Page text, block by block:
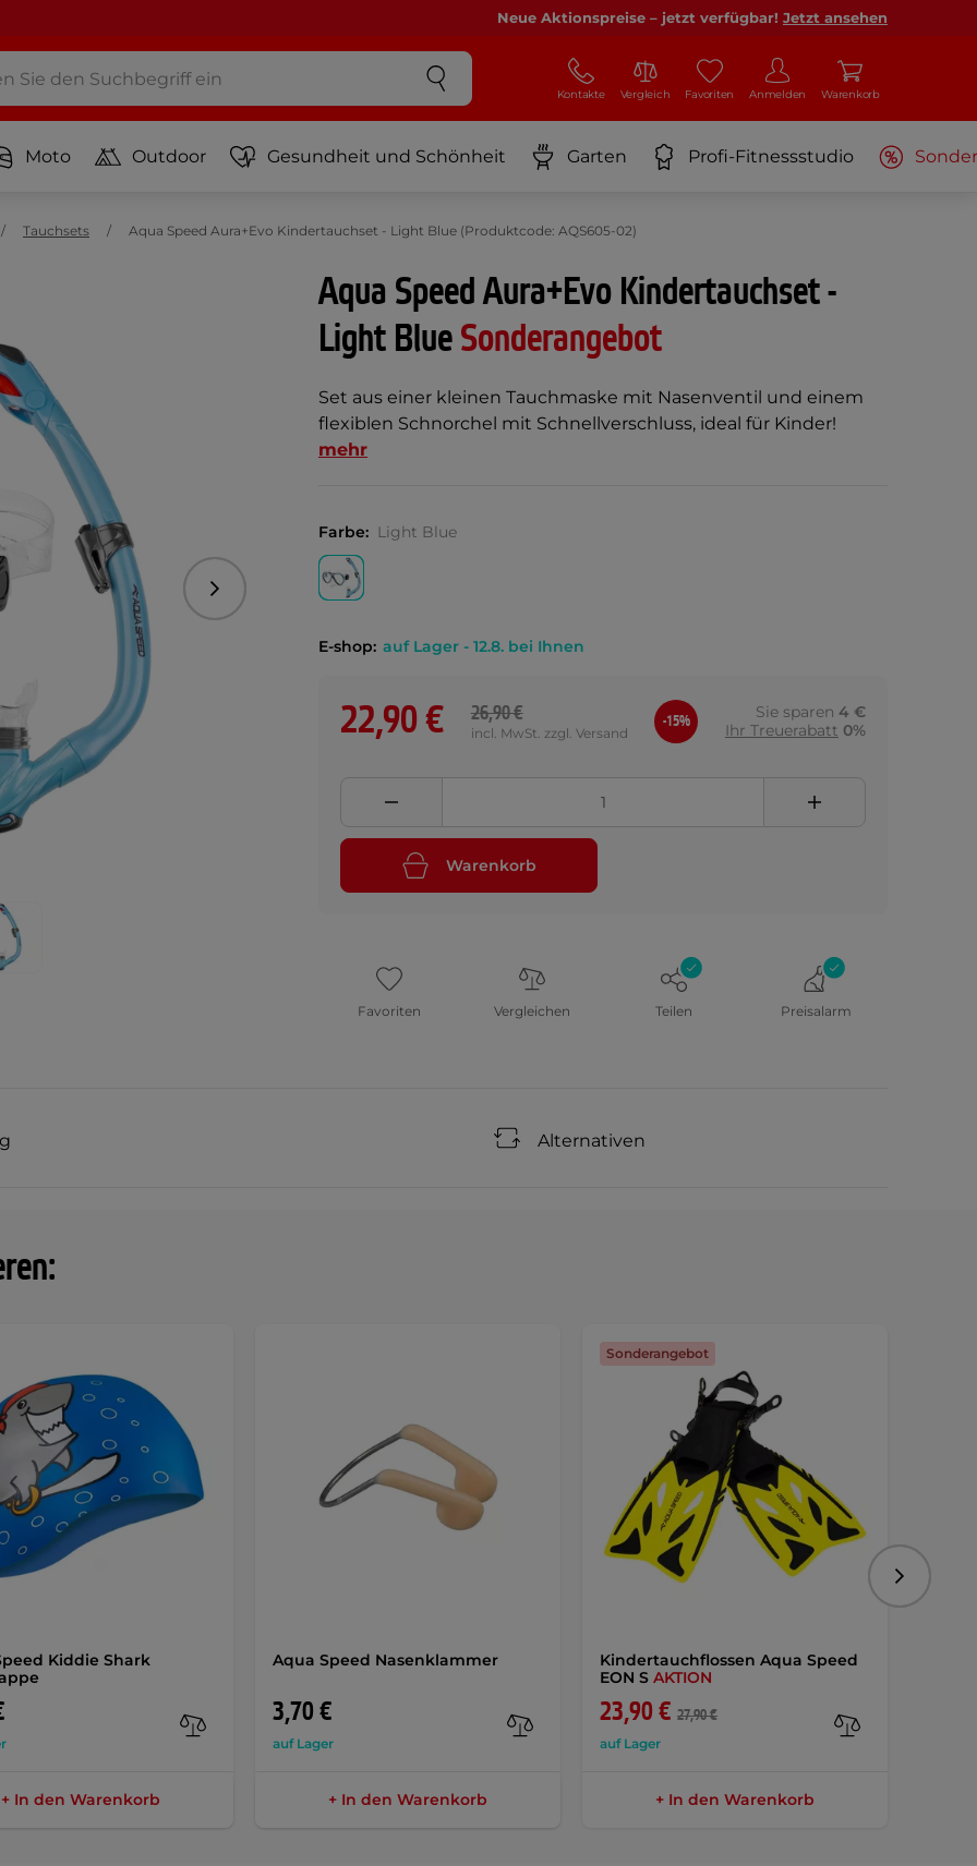
Neue Aktionspreise – jetzt verfügbar! Jetzt ansehen
Kontakte Vergleich Favoriten Anmelden Warenkorb
Moto Outdoor Gesundheit und Schönheit Garten Profi-Fitnessstudio
Tauchsets Aqua Speed Aura+Evo Kindertauchset - Light Blue (Produktcode: AQS605-02)
Aqua Speed Aura+Evo Kindertauchset -
Light BlueSonderangebot
Set aus einer kleinen Tauchmaske mit Nasenventil und einem
flexiblen Schnorchel mit Schnellverschluss, ideal für Kinder!
mehr
Folgend
Farbe: Light Blue
E-shop: auf Lager - 12.8. bei Ihnen
22,90 € 26,90 €
incl. MwSt. zzgl. Versand
-15% Sie sparen 4 €
Ihr Treuerabatt 0%
Warenkorb
Favoriten Vergleichen Teilen Preisalarm
Alternativen
Kiddie Shark
+ In den Warenkorb
Aqua Speed Nasenklammer
3,70 €
auf Lager
+ In den Warenkorb
Kindertauchflossen Aqua Speed
EON S AKTION
23,90 € 27,90 €
auf Lager
Sonderangebot
+ In den Warenkorb
Folgend